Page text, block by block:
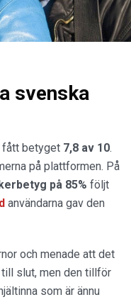
svenska
fått betyget 7,8 av 10.
på plattformen. På
på 85% följt
användarna gav den
och menade att det
till slut, men den tillför
som är ännu